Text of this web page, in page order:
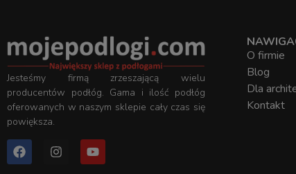
Jesteśmy firmą zrzeszającą wielu
producentów podłóg. Gama i ilość podłóg
oferowanych w naszym sklepie cały czas się
powiększa.
O firmie
Blog
Dla
Kontakt